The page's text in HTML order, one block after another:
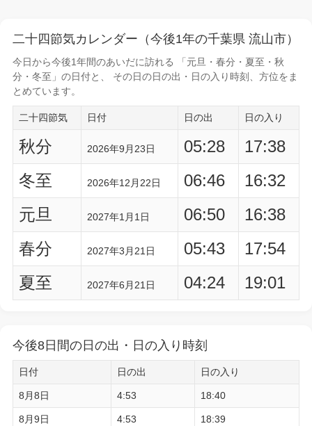
二十四節気カレンダー（今後1年の千葉県 流山市）
今日から今後1年間のあいだに訪れる 「元旦・春分・夏至・秋
分・冬至」の日付と、 その日の日の出・日の入り時刻
、方位をま
とめています。
二十四節気 日付 日の出 日の入り
秋分 2026年9月23日 05:28
17:38
冬至
2026年12月22日 06:46
16:32
元旦
2027年1月1日 06:50
16:38
春分
2027年3月21日 05:43
17:54
夏至
2027年6月21日 04:24 19:01
今後8日間の日の出・日の入り時刻
日付 日の出 日の入り
8月8日 4:53 18:40
8月9日 4:53 18:39